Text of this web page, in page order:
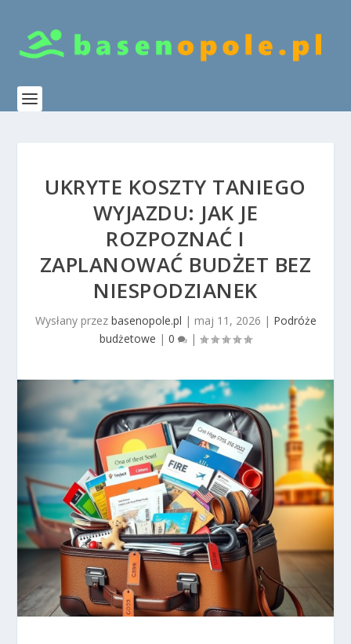
UKRYTE KOSZTY TANIEGO
WYJAZDU: JAK JE
ROZPOZNAĆ I
ZAPLANOWAĆ BUDŻET BEZ
NIESPODZIANEK
Wysłany przez basenopole.pl | maj 11, 2026 | Podróże
budżetowe | 0 |